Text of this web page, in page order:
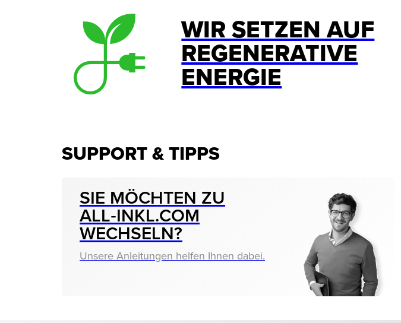
WIR SETZEN AUF
REGENERATIVE
ENERGIE
SUPPORT & TIPPS
SIE MÖCHTEN ZU
ALL‑INKL.COM
WECHSELN?
Unsere Anleitungen helfen Ihnen dabei.